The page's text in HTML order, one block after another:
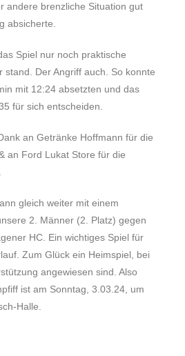
andere brenzliche Situation gut
absicherte.
Spiel nur noch praktische
stand. Der Angriff auch. So konnte
mit 12:24 absetzten und das
für sich entscheiden.
an Getränke Hoffmann für die
an Ford Lukat Store für die
gleich weiter mit einem
2. Männer (2. Platz) gegen
HC. Ein wichtiges Spiel für
Zum Glück ein Heimspiel, bei
angewiesen sind. Also
ist am Sonntag, 3.03.24, um
Halle.